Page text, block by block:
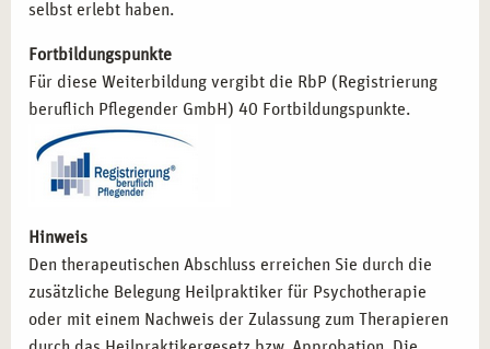
selbst erlebt haben.
Fortbildungspunkte
Für diese Weiterbildung vergibt die RbP (Registrierung
beruflich Pflegender GmbH) 40 Fortbildungspunkte.
Hinweis
Den therapeutischen Abschluss erreichen Sie durch die
zusätzliche Belegung Heilpraktiker für Psychotherapie
oder mit einem Nachweis der Zulassung zum Therapieren